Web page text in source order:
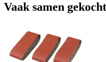
Vaak samen gekocht